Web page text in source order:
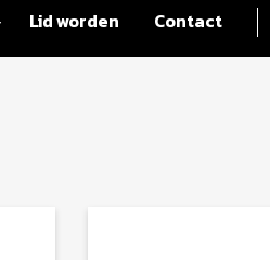
Lid worden Contact